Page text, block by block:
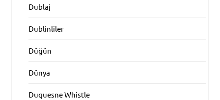
Dublaj
Dublinliler
Düğün
Dünya
Duquesne Whistle